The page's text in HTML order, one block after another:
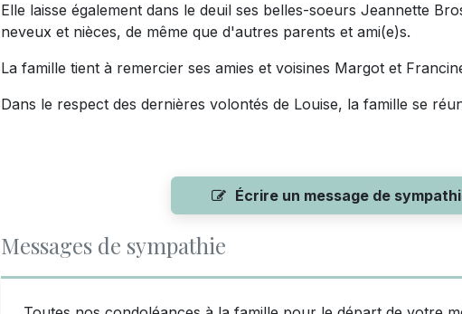
Elle laisse également dans le deuil ses belles-soeurs Jeannette
neveux et nièces, de même que d'autres parents et ami(e)s.
La famille tient à remercier ses amies et voisines Margot et
Dans le respect des dernières volontés de Louise, la famille se
Écrire un message de
Messages de sympathie